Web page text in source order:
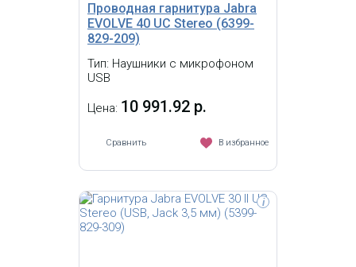
Проводная гарнитура Jabra
EVOLVE 40 UC Stereo (6399-
829-209)
Тип: Наушники с микрофоном
USB
Цена: 10 991.92 р.
Сравнить В избранное
i